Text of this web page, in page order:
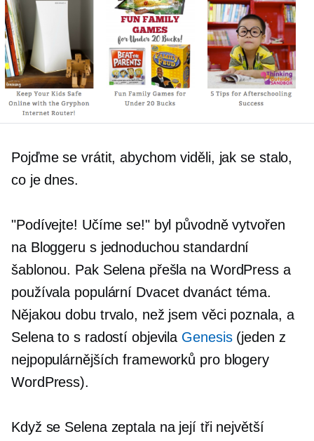
Pojďme se vrátit, abychom viděli, jak se stalo,
co je dnes.
"Podívejte! Učíme se!" byl původně vytvořen
na Bloggeru s jednoduchou standardní
šablonou. Pak Selena přešla na WordPress a
používala populární Dvacet dvanácttéma.
Nějakou dobu trvalo, než jsem věci poznala, a
Selena to s radostí objevila Genesis(jeden z
nejpopulárnějších frameworků pro blogery
WordPress).
Když se Selena zeptala na její tři největší